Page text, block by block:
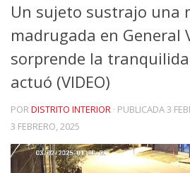
Un sujeto sustrajo una
madrugada en General
sorprende la
actuó (VIDEO)
PORDISTRITO INTERIOR · PUBLICADA3
3 FEBRERO, 2025